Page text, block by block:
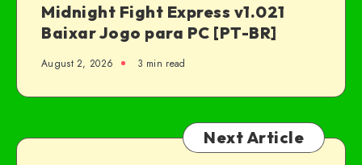
Midnight Fight Express v1.021
Baixar Jogo para PC [PT-BR]
August 2, 2026 3 min read
Next Article